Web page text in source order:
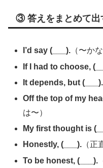
③ 答えをまとめて出
I’d say (___). （〜かな
If I had to choose,
It depends, but (___).
Off the top of my
は〜）
My first thought is
Honestly, (___). （正
To be honest, (___).